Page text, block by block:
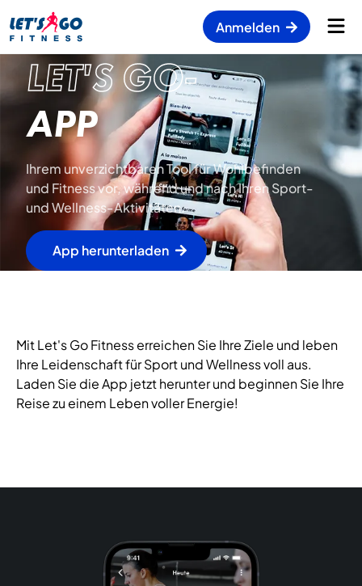
Anmelden
LET'S GO-
APP
Ihrem unverzichtbaren Tool für Wohlbefinden
und Fitness vor, während und nach Ihren Sport-
und Wellness-Aktivitäten.
App herunterladen
Mit Let's Go Fitness erreichen Sie Ihre Ziele und leben
Ihre Leidenschaft für Sport und Wellness voll aus.
Laden Sie die App jetzt herunter und beginnen Sie Ihre
Reise zu einem Leben voller Energie!